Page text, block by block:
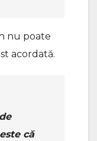
nu poate
acordată.
că